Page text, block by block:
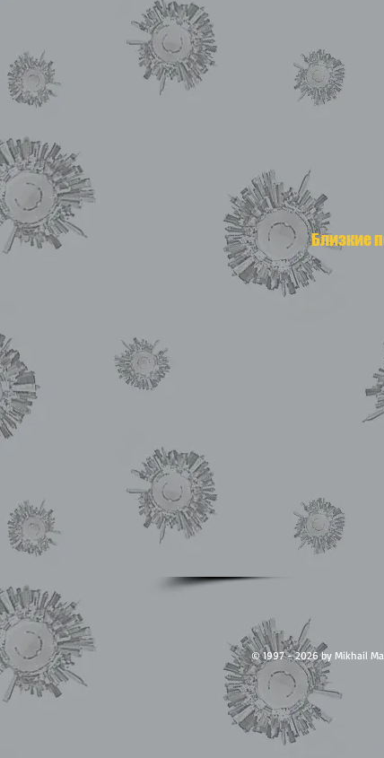
Близкие
© 1997 - 2026 by Mikhail